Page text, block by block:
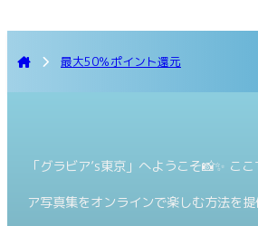
最大50％ポイント還元
「グラビア’s東京」へようこそ📸✨ こ
ア写真集をオンラインで楽しむ方法を